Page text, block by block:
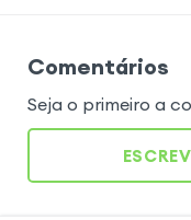
Comentários
Seja o primeiro a